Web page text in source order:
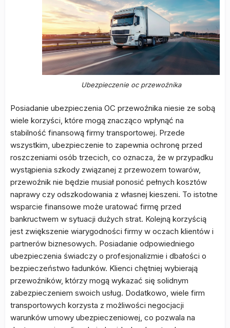
Ubezpieczenie oc przewoźnika
Posiadanie ubezpieczenia OC przewoźnika niesie ze sobą
wiele korzyści, które mogą znacząco wpłynąć na
stabilność finansową firmy transportowej. Przede
wszystkim, ubezpieczenie to zapewnia ochronę przed
roszczeniami osób trzecich, co oznacza, że w przypadku
wystąpienia szkody związanej z przewozem towarów,
przewoźnik nie będzie musiał ponosić pełnych kosztów
naprawy czy odszkodowania z własnej kieszeni. To istotne
wsparcie finansowe może uratować firmę przed
bankructwem w sytuacji dużych strat. Kolejną korzyścią
jest zwiększenie wiarygodności firmy w oczach klientów i
partnerów biznesowych. Posiadanie odpowiedniego
ubezpieczenia świadczy o profesjonalizmie i dbałości o
bezpieczeństwo ładunków. Klienci chętniej wybierają
przewoźników, którzy mogą wykazać się solidnym
zabezpieczeniem swoich usług. Dodatkowo, wiele firm
transportowych korzysta z możliwości negocjacji
warunków umowy ubezpieczeniowej, co pozwala na